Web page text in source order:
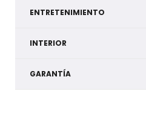
ENTRETENIMIENTO
INTERIOR
GARANTÍA